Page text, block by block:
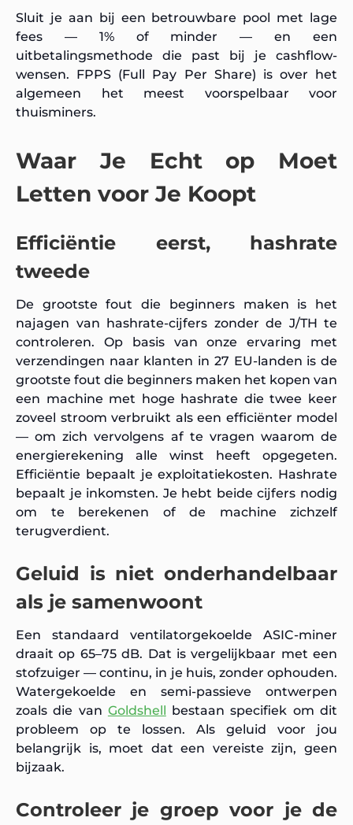
Sluit je aan bij een betrouwbare pool met lage
fees — 1% of minder — en een
uitbetalingsmethode die past bij je cashflow-
wensen. FPPS (Full Pay Per Share) is over het
algemeen het meest voorspelbaar voor
thuisminers.
Waar Je Echt op Moet
Letten voor Je Koopt
Efficiëntie eerst, hashrate
tweede
De grootste fout die beginners maken is het
najagen van hashrate-cijfers zonder de J/TH te
controleren. Op basis van onze ervaring met
verzendingen naar klanten in 27 EU-landen is de
grootste fout die beginners maken het kopen van
een machine met hoge hashrate die twee keer
zoveel stroom verbruikt als een efficiënter model
— om zich vervolgens af te vragen waarom de
energierekening alle winst heeft opgegeten.
Efficiëntie bepaalt je exploitatiekosten. Hashrate
bepaalt je inkomsten. Je hebt beide cijfers nodig
om te berekenen of de machine zichzelf
terugverdient.
Geluid is niet onderhandelbaar
als je samenwoont
Een standaard ventilatorgekoelde ASIC-miner
draait op 65–75 dB. Dat is vergelijkbaar met een
stofzuiger — continu, in je huis, zonder ophouden.
Watergekoelde en semi-passieve ontwerpen
zoals die van Goldshell bestaan specifiek om dit
probleem op te lossen. Als geluid voor jou
belangrijk is, moet dat een vereiste zijn, geen
bijzaak.
Controleer je groep voor je de